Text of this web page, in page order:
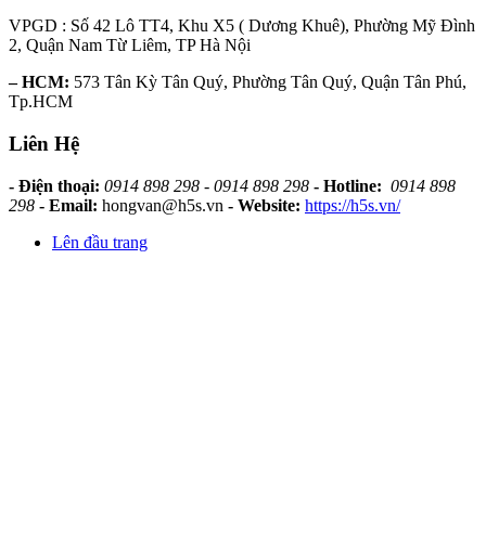
VPGD : Số 42 Lô TT4, Khu X5 ( Dương Khuê), Phường Mỹ Đình
2, Quận Nam Từ Liêm, TP Hà Nội
– HCM: 573 Tân Kỳ Tân Quý, Phường Tân Quý, Quận Tân Phú,
Tp.HCM
Liên Hệ
- Điện thoại: 0914 898 298 - 0914 898 298 - Hotline: 0914 898
298 - Email: hongvan@h5s.vn - Website: https://h5s.vn/
Lên đầu trang